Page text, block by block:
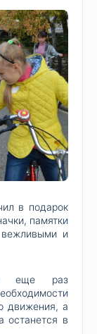
в подарок
памятки
и
еще раз
движения, а
останется в